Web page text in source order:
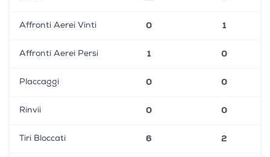
Affronti Aerei Vinti 0 1
Affronti Aerei Persi 1 0
Placcaggi 0 0
Rinvii 0 0
Tiri Bloccati 6 2